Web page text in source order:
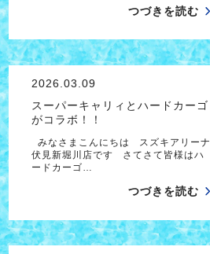
つづきを読む
2026.03.09
スーパーキャリィとハードカーゴ
がコラボ！！
みなさまこんにちは スズキアリーナ
伏見新堀川店です さてさて皆様はハ
ードカーゴ…
つづきを読む